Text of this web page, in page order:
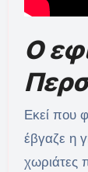
Ο
Εκεί που
έβγαζε η
χωριάτες